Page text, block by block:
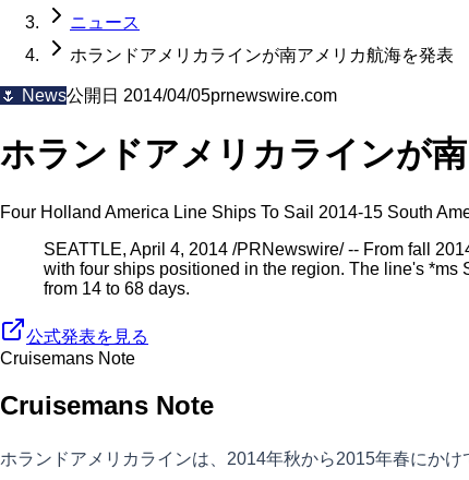
ニュース
ホランドアメリカラインが南アメリカ航海を発表
🌷 News公開日 2014/04/05prnewswire.com
ホランドアメリカラインが
Four Holland America Line Ships To Sail 2014-15 South
SEATTLE, April 4, 2014 /PRNewswire/ -- From fall
with four ships positioned in the region. The line's
from 14 to 68 days.
公式発表を見る
Cruisemans Note
Cruisemans Note
ホランドアメリカラインは、2014年秋から2015年春にか